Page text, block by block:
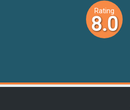
Rating
8.0